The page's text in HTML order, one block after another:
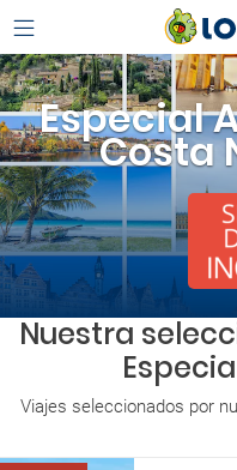
Especial
Costa
Nuestra
Viajes seleccionados por